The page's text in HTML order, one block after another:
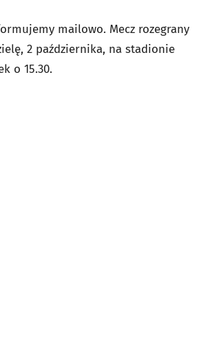
mailowo. Mecz rozegrany
2 października, na stadionie
o 15.30.